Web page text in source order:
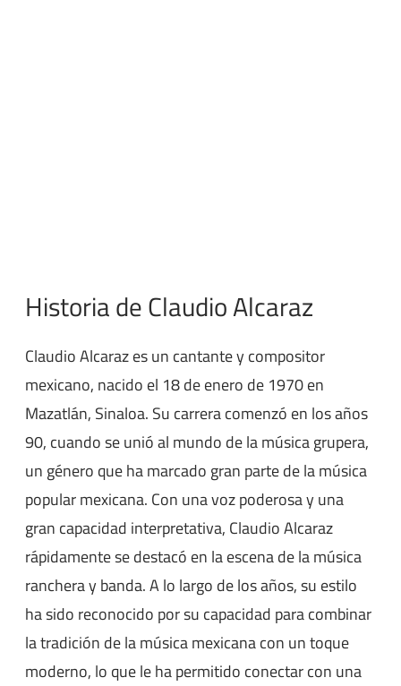
Historia de Claudio Alcaraz
Claudio Alcaraz es un cantante y compositor
mexicano, nacido el 18 de enero de 1970 en
Mazatlán, Sinaloa. Su carrera comenzó en los años
90, cuando se unió al mundo de la música grupera,
un género que ha marcado gran parte de la música
popular mexicana. Con una voz poderosa y una
gran capacidad interpretativa, Claudio Alcaraz
rápidamente se destacó en la escena de la música
ranchera y banda. A lo largo de los años, su estilo
ha sido reconocido por su capacidad para combinar
la tradición de la música mexicana con un toque
moderno, lo que le ha permitido conectar con una